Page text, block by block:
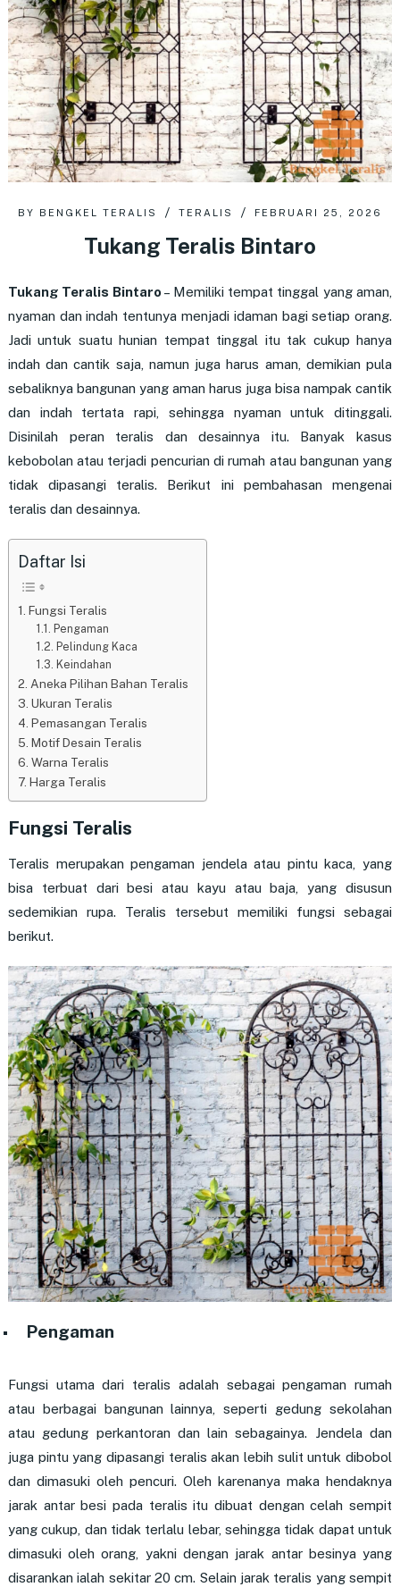
BY BENGKEL TERALIS TERALIS FEBRUARI 25, 2026
Tukang Teralis Bintaro
Tukang Teralis Bintaro – Memiliki tempat tinggal yang aman,
nyaman dan indah tentunya menjadi idaman bagi setiap orang.
Jadi untuk suatu hunian tempat tinggal itu tak cukup hanya
indah dan cantik saja, namun juga harus aman, demikian pula
sebaliknya bangunan yang aman harus juga bisa nampak cantik
dan indah tertata rapi, sehingga nyaman untuk ditinggali.
Disinilah peran teralis dan desainnya itu. Banyak kasus
kebobolan atau terjadi pencurian di rumah atau bangunan yang
tidak dipasangi teralis. Berikut ini pembahasan mengenai
teralis dan desainnya.
Daftar Isi
Fungsi Teralis
Pengaman
Pelindung Kaca
Keindahan
Aneka Pilihan Bahan Teralis
Ukuran Teralis
Pemasangan Teralis
Motif Desain Teralis
Warna Teralis
Harga Teralis
Fungsi Teralis
Teralis merupakan pengaman jendela atau pintu kaca, yang
bisa terbuat dari besi atau kayu atau baja, yang disusun
sedemikian rupa. Teralis tersebut memiliki fungsi sebagai
berikut.
Pengaman
Fungsi utama dari teralis adalah sebagai pengaman rumah
atau berbagai bangunan lainnya, seperti gedung sekolahan
atau gedung perkantoran dan lain sebagainya. Jendela dan
juga pintu yang dipasangi teralis akan lebih sulit untuk dibobol
dan dimasuki oleh pencuri. Oleh karenanya maka hendaknya
jarak antar besi pada teralis itu dibuat dengan celah sempit
yang cukup, dan tidak terlalu lebar, sehingga tidak dapat untuk
dimasuki oleh orang, yakni dengan jarak antar besinya yang
disarankan ialah sekitar 20 cm. Selain jarak teralis yang sempit